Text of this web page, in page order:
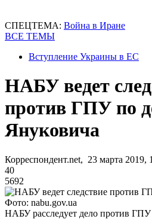
СПЕЦТЕМА: Война в Иране
ВСЕ ТЕМЫ
Вступление Украины в ЕС
НАБУ ведет
против ГПУ по
Януковича
Корреспондент.net, 23 марта 2019,
40
5692
Фото: nabu.gov.ua
НАБУ расследует дело против ГПУ